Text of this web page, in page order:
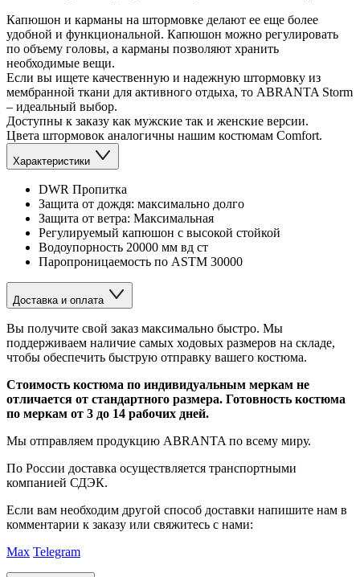
Капюшон и карманы на штормовке делают ее еще более
удобной и функциональной. Капюшон можно регулировать
по объему головы, а карманы позволяют хранить
необходимые вещи.
Если вы ищете качественную и надежную штормовку из
мембранной ткани для активного отдыха, то ABRANTA Storm
– идеальный выбор.
Доступны к заказу как мужские так и женские версии.
Цвета штормовок аналогичны нашим костюмам Comfort.
Характеристики
DWR Пропитка
Защита от дождя: максимально долго
Защита от ветра: Максимальная
Регулируемый капюшон с высокой стойкой
Водоупорность 20000 мм вд ст
Паропроницаемость по ASTM 30000
Доставка и оплата
Вы получите свой заказ максимально быстро. Мы
поддерживаем наличие самых ходовых размеров на складе,
чтобы обеспечить быструю отправку вашего костюма.
Стоимость костюма по индивидуальным меркам не
отличается от стандартного размера. Готовность костюма
по меркам от 3 до 14 рабочих дней.
Мы отправляем продукцию ABRANTA по всему миру.
По России доставка осуществляется транспортными
компанией СДЭК.
Если вам необходим другой способ доставки напишите нам в
комментарии к заказу или свяжитесь с нами:
Max Telegram